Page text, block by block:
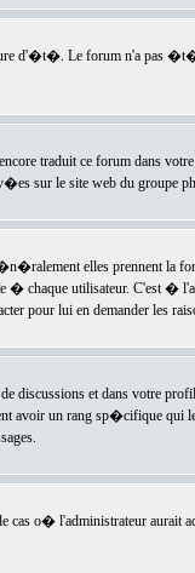
d'�t�. Le forum n'a pas
traduit ce forum dans
sur le site web du groupe
elles prennent la
chaque utilisateur. C'est �
pour lui en demander les
discussions et dans votre
avoir un rang sp�cifique
o� l'administrateur